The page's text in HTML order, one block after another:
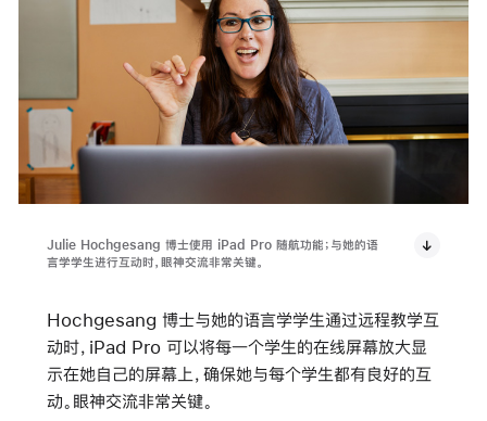
Julie Hochgesang 博士使用 iPad Pro 随航功能；与她的语
言学学生进行互动时，眼神交流非常关键。
Hochgesang 博士与她的语言学学生通过远程教学互
动时，iPad Pro 可以将每一个学生的在线屏幕放大显
示在她自己的屏幕上，确保她与每个学生都有良好的互
动。眼神交流非常关键。